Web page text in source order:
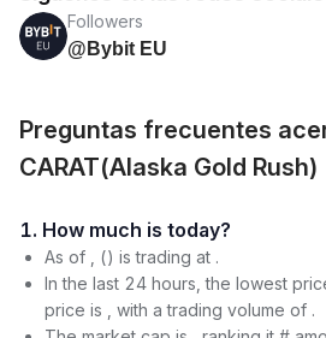
Followers
@Bybit EU
Preguntas frecuentes
CARAT(Alaska Gold Rush)
1. How much is today?
As of , () is trading at .
In the last 24 hours, the lowest
price is , with a trading volume of .